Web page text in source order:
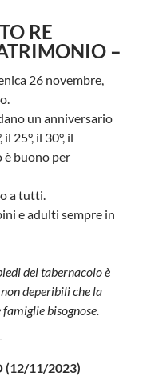
RE
–
26 novembre,
un anniversario
25°, il 30°, il
è buono per
a tutti.
e adulti sempre in
del tabernacolo è
deperibili che la
bisognose.
(12/11/2023)